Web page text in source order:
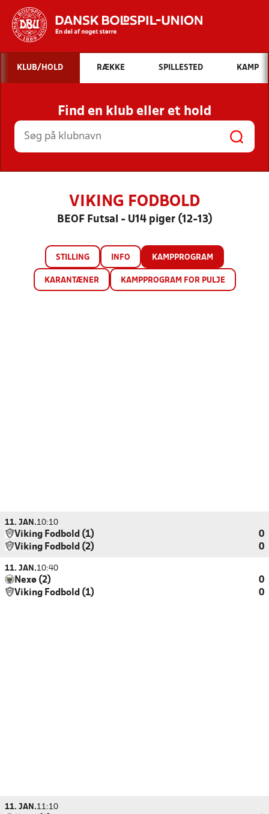
Hvad vil du søge efter?
INDHOLD OG NYHEDER
STILLINGER, RESULTATER, KLUBBER OG
HOLD
KLUB/HOLD RÆKKE SPILLESTED KAMP
Find en klub eller et hold
VIKING FODBOLD
BEOF Futsal - U14 piger (12-13)
STILLING INFO KAMPPROGRAM
KARANTÆNER KAMPPROGRAM FOR PULJE
11. JAN.10:10
Viking Fodbold (1)
0
Viking Fodbold (2)
0
11. JAN.10:40
Nexø (2)
0
Viking Fodbold (1)
0
11. JAN.11:10